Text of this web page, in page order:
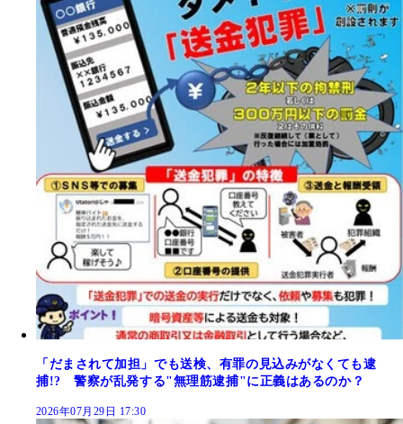
「だまされて加担」でも送検、有罪の見込みがなくても逮
捕!? 警察が乱発する"無理筋逮捕"に正義はあるのか？
2026年07月29日 17:30